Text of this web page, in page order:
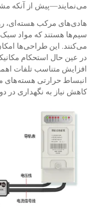
می‌نمایند—پیش از آنکه
هادی‌های مرکب هسته‌ای،
سیم‌ها هستند که مواد
می‌کنند. این طراحی‌ها
در عین حال استحکام
افزایش متناسب تلفات
انبساط حرارتی هسته‌های
کاهش نیاز به نگهداری در